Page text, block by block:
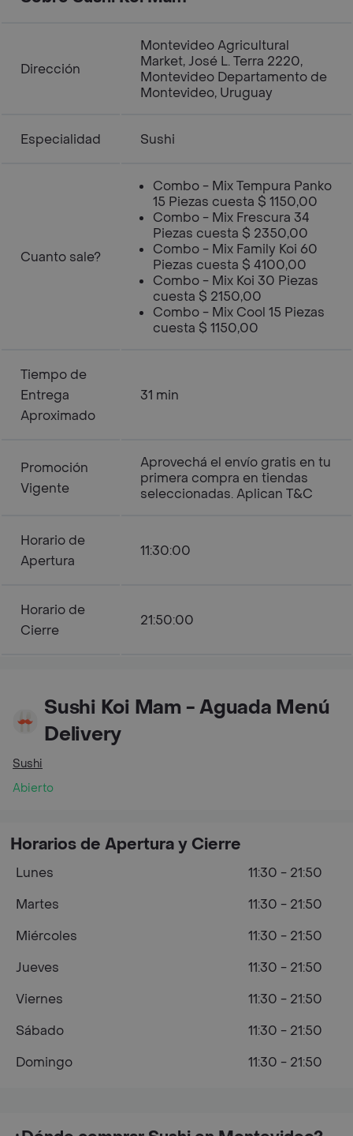
Dirección
Montevideo Agricultural
Market, José L. Terra 2220,
Montevideo Departamento de
Montevideo, Uruguay
Especialidad Sushi
Cuanto sale?
Combo - Mix Tempura Panko
15 Piezas cuesta $ 1150,00
Combo - Mix Frescura 34
Piezas cuesta $ 2350,00
Combo - Mix Family Koi 60
Piezas cuesta $ 4100,00
Combo - Mix Koi 30 Piezas
cuesta $ 2150,00
Combo - Mix Cool 15 Piezas
cuesta $ 1150,00
Tiempo de
Entrega
Aproximado
31 min
Promoción
Vigente
Aprovechá el envío gratis en tu
primera compra en tiendas
seleccionadas. Aplican T&C
Horario de
Apertura
11:30:00
Horario de
Cierre
21:50:00
Sushi Koi Mam - Aguada Menú
Delivery
Sushi
Abierto
Horarios de Apertura y Cierre
Lunes
11:30 - 21:50
Martes
11:30 - 21:50
Miércoles
11:30 - 21:50
Jueves
11:30 - 21:50
Viernes
11:30 - 21:50
Sábado
11:30 - 21:50
Domingo
11:30 - 21:50